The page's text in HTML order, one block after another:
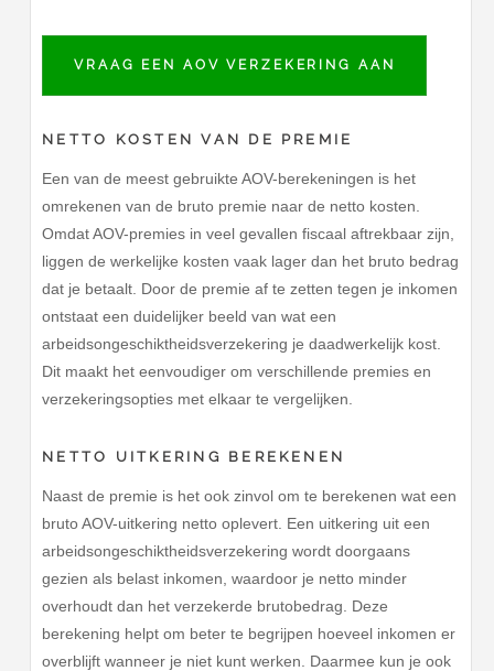
VRAAG EEN AOV VERZEKERING AAN
NETTO KOSTEN VAN DE PREMIE
Een van de meest gebruikte AOV-berekeningen is het
omrekenen van de bruto premie naar de netto kosten.
Omdat AOV-premies in veel gevallen fiscaal aftrekbaar zijn,
liggen de werkelijke kosten vaak lager dan het bruto bedrag
dat je betaalt. Door de premie af te zetten tegen je inkomen
ontstaat een duidelijker beeld van wat een
arbeidsongeschiktheidsverzekering je daadwerkelijk kost.
Dit maakt het eenvoudiger om verschillende premies en
verzekeringsopties met elkaar te vergelijken.
NETTO UITKERING BEREKENEN
Naast de premie is het ook zinvol om te berekenen wat een
bruto AOV-uitkering netto oplevert. Een uitkering uit een
arbeidsongeschiktheidsverzekering wordt doorgaans
gezien als belast inkomen, waardoor je netto minder
overhoudt dan het verzekerde brutobedrag. Deze
berekening helpt om beter te begrijpen hoeveel inkomen er
overblijft wanneer je niet kunt werken. Daarmee kun je ook